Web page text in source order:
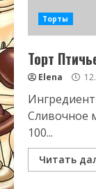
Торты
Торт
Elena
Сливочное
100...
Читать